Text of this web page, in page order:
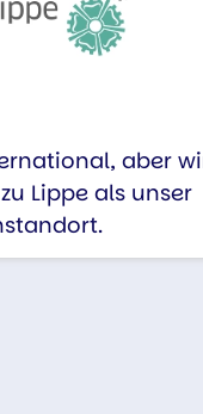
aber
Lippe als unser